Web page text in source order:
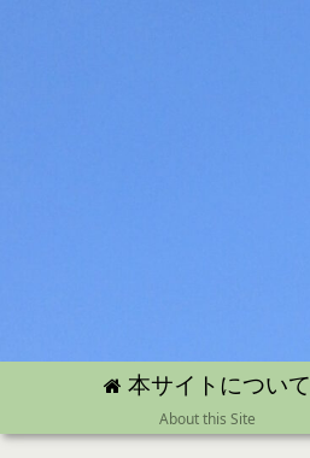
本サイトについて
About this Site